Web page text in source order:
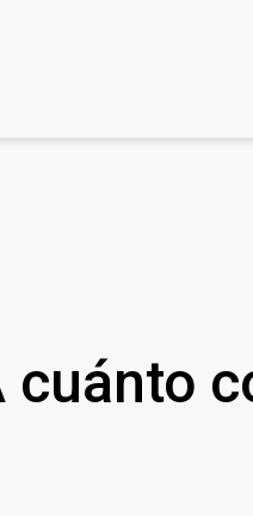
cuánto